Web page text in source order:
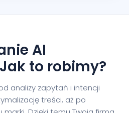
AI
to robimy?
analizy zapytań i intencji
treści, aż po